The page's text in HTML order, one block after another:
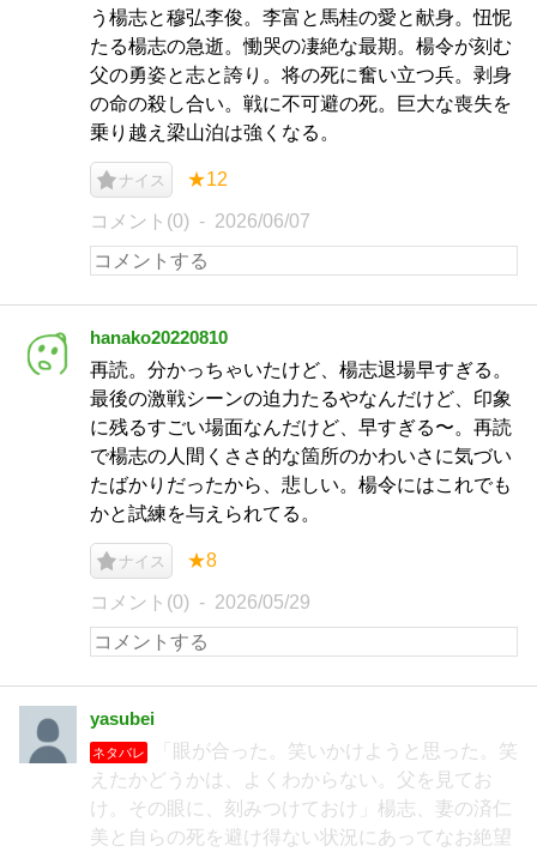
う楊志と穆弘李俊。李富と馬桂の愛と献身。忸怩
たる楊志の急逝。慟哭の凄絶な最期。楊令が刻む
父の勇姿と志と誇り。将の死に奮い立つ兵。剥身
の命の殺し合い。戦に不可避の死。巨大な喪失を
乗り越え梁山泊は強くなる。
ナイス ★12
コメント(0) 2026/06/07
hanako20220810
再読。分かっちゃいたけど、楊志退場早すぎる。
最後の激戦シーンの迫力たるやなんだけど、印象
に残るすごい場面なんだけど、早すぎる〜。再読
で楊志の人間くささ的な箇所のかわいさに気づい
たばかりだったから、悲しい。楊令にはこれでも
かと試練を与えられてる。
ナイス ★8
コメント(0) 2026/05/29
yasubei
ネタバレ
「眼が合った。笑いかけようと思った。笑
えたかどうかは、よくわからない。父を見てお
け。その眼に、刻みつけておけ」楊志、妻の済仁
美と自らの死を避け得ない状況にあってなお絶望